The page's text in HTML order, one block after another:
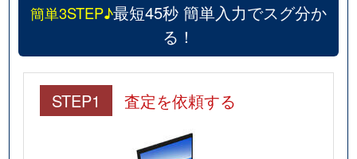
簡単3STEP♪最短45秒 簡単入力でスグ分か
る！
STEP1 査定を依頼する